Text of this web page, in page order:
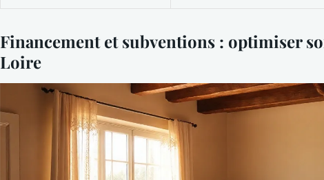
Financement et subventions : optimiser
Loire